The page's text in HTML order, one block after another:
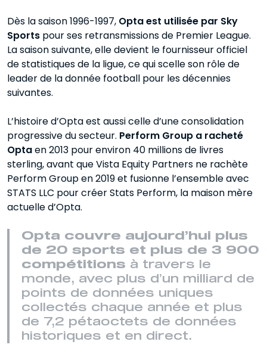
Dès la saison 1996-1997, Opta est utilisée par Sky
Sports pour ses retransmissions de Premier League.
La saison suivante, elle devient le fournisseur officiel
de statistiques de la ligue, ce qui scelle son rôle de
leader de la donnée football pour les décennies
suivantes.
L’histoire d’Opta est aussi celle d’une consolidation
progressive du secteur. Perform Group a racheté
Optaen 2013 pour environ 40 millions de livres
sterling, avant que Vista Equity Partners ne rachète
Perform Group en 2019 et fusionne l’ensemble avec
STATS LLC pour créer Stats Perform, la maison mère
actuelle d’Opta.
Opta couvre aujourd’hui plus
de 20 sports et plus de 3 900
compétitions à travers le
monde, avec plus d’un milliard de
points de données uniques
collectés chaque année et plus
de 7,2 pétaoctets de données
historiques et en direct.